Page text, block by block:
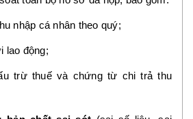
nhập cá nhân theo quý;
lao động;
trừ thuế và chứng từ chi trả thu